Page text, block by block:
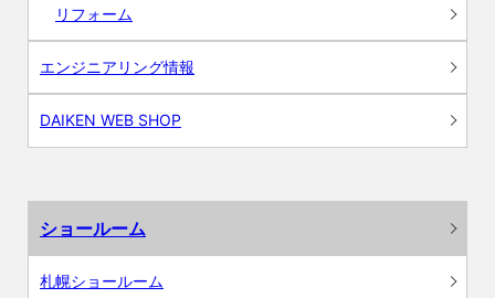
リフォーム
エンジニアリング情報
DAIKEN WEB SHOP
ショールーム
札幌ショールーム